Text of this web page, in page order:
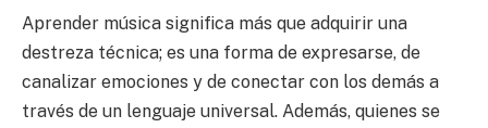
Aprender música significa más que adquirir una
destreza técnica; es una forma de expresarse, de
canalizar emociones y de conectar con los demás a
través de un lenguaje universal. Además, quienes se